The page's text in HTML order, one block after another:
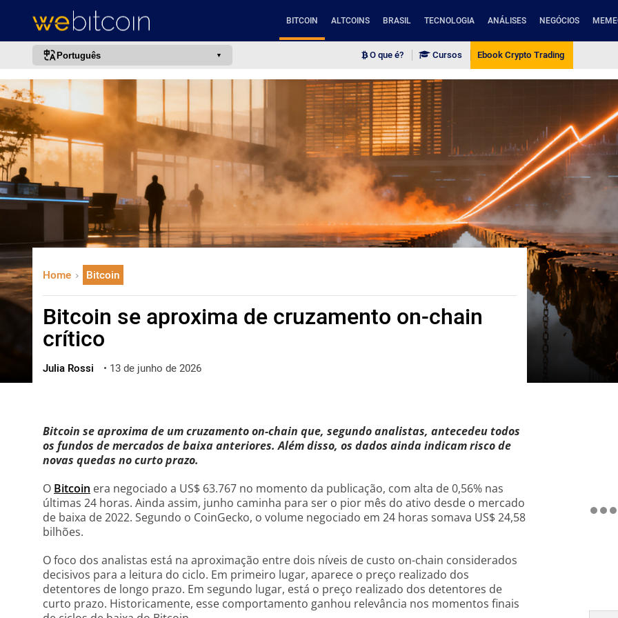
BITCOIN ALTCOINS BRASIL TECNOLOGIA ANÁLISES NEGÓCIOS
Português
português (BR)
français
italiano
deutsch
日本語
한국어
العربية
ไทย
ქართული
O que é? Cursos Ebook Crypto Trading
Home Bitcoin
Bitcoin se aproxima de cruzamento on-chain
crítico
Julia Rossi • 13 de junho de 2026
Bitcoin se aproxima de um cruzamento on-chain que, segundo analistas, antecedeu todos
os fundos de mercados de baixa anteriores. Além disso, os dados ainda indicam risco de
novas quedas no curto prazo.
O Bitcoin era negociado a US$ 63.767 no momento da publicação, com alta de 0,56% nas
últimas 24 horas. Ainda assim, junho caminha para ser o pior mês do ativo desde o mercado
de baixa de 2022. Segundo o CoinGecko, o volume negociado em 24 horas somava US$ 24,58
bilhões.
O foco dos analistas está na aproximação entre dois níveis de custo on-chain considerados
decisivos para a leitura do ciclo. Em primeiro lugar, aparece o preço realizado dos
detentores de longo prazo. Em segundo lugar, está o preço realizado dos detentores de
curto prazo. Historicamente, esse comportamento ganhou relevância nos momentos finais